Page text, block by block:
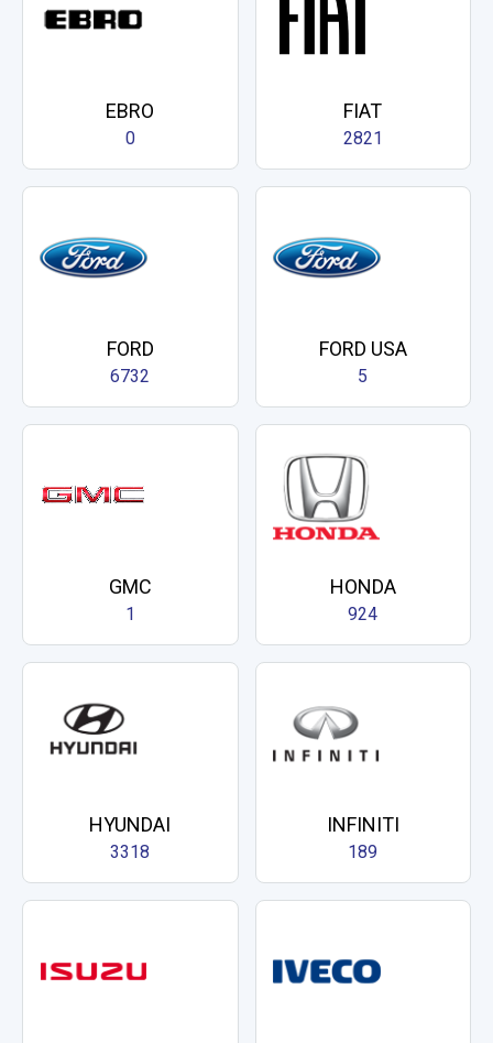
EBRO
0
FIAT
2821
FORD
6732
FORD USA
5
GMC
1
HONDA
924
HYUNDAI
3318
INFINITI
189